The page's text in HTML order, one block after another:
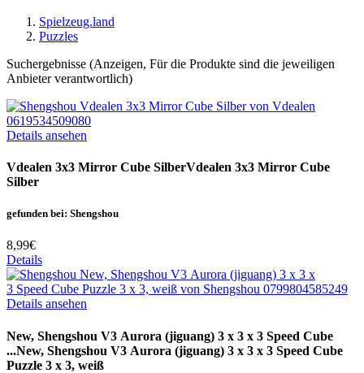
Spielzeug.land
Puzzles
Suchergebnisse (Anzeigen, Für die Produkte sind die jeweiligen
Anbieter verantwortlich)
Details ansehen
Vdealen 3x3 Mirror Cube SilberVdealen 3x3 Mirror Cube
Silber
gefunden bei: Shengshou
8,99€
Details
Details ansehen
New, Shengshou V3 Aurora (jiguang) 3 x 3 x 3 Speed Cube
...New, Shengshou V3 Aurora (jiguang) 3 x 3 x 3 Speed Cube
Puzzle 3 x 3, weiß